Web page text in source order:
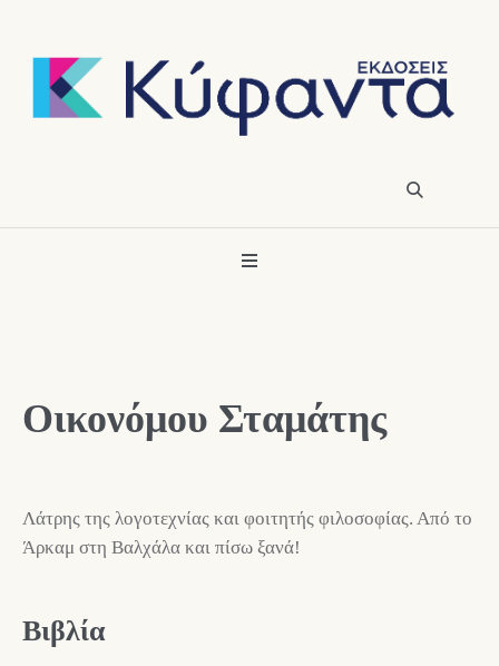
Οικονόμου Σταμάτης
Λάτρης της λογοτεχνίας και φοιτητής φιλοσοφίας. Από το
Άρκαμ στη Βαλχάλα και πίσω ξανά!
Βιβλία